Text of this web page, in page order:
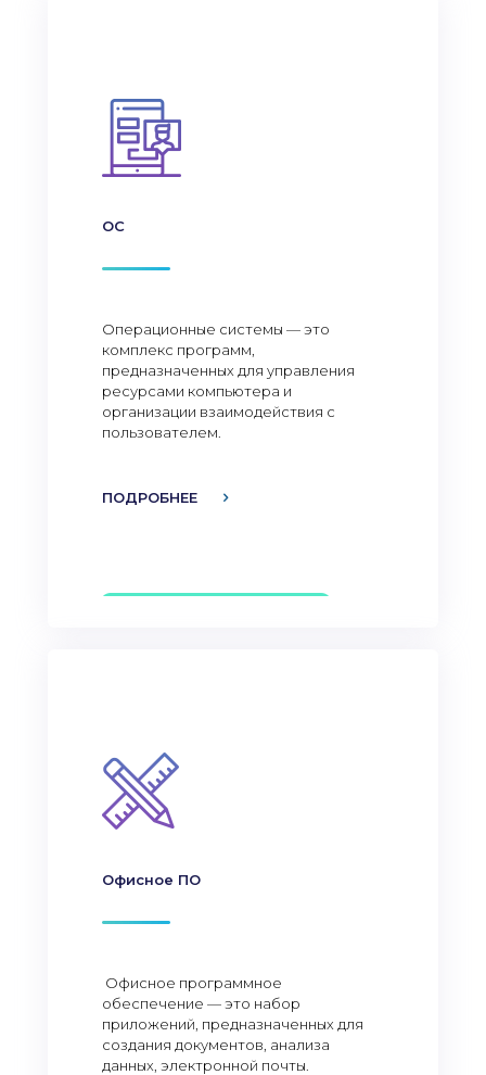
ОС
Операционные системы — это
комплекс программ,
предназначенных для управления
ресурсами компьютера и
организации взаимодействия с
пользователем.
ПОДРОБНЕЕ
Офисное ПО
Офисное программное
обеспечение — это набор
приложений, предназначенных для
создания документов, анализа
данных, электронной почты.